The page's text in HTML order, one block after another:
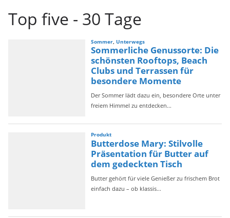
Top five - 30 Tage